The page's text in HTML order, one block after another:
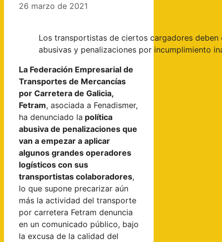
26 marzo de 2021
Los transportistas de ciertos cargadores deben
abusivas y penalizaciones por incumplimiento
La Federación Empresarial de
Transportes de Mercancías
por Carretera de Galicia,
Fetram, asociada a Fenadismer,
ha denunciado la política
abusiva de penalizaciones que
van a empezar a aplicar
algunos grandes operadores
logísticos con sus
transportistas colaboradores,
lo que supone precarizar aún
más la actividad del transporte
por carretera Fetram denuncia
en un comunicado público, bajo
la excusa de la calidad del